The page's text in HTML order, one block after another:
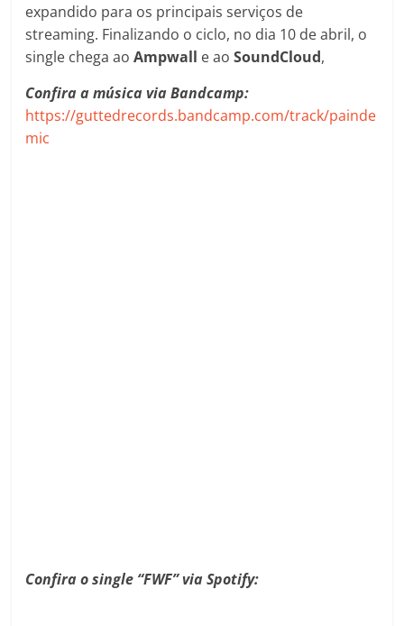
expandido para os principais serviços de
streaming. Finalizando o ciclo, no dia 10 de abril, o
single chega aoAmpwall e aoSoundCloud,
Confira a música via Bandcamp:
https://guttedrecords.bandcamp.com/track/painde
mic
Confira o single “FWF” via Spotify: